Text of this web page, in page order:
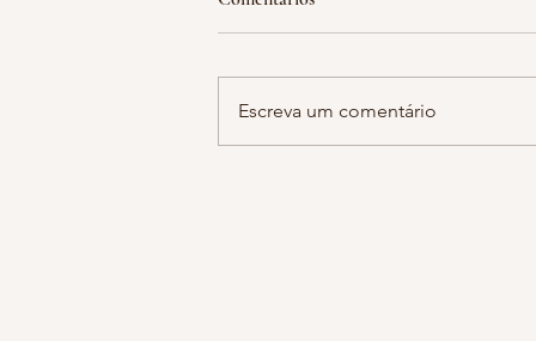
hoje estava falando com a minha
do cérebro sem se dar...
Escreva um comentário